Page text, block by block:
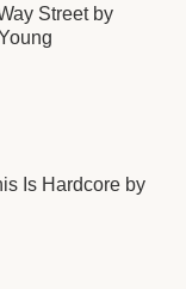
Street by
Is Hardcore by